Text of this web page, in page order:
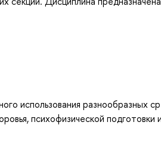
использования разнообразных
психофизической подготовки